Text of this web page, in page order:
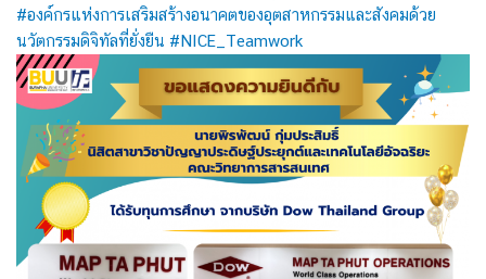
#องค์กรแห่งการเสริมสร้างอนาคตของอุตสาหกรรมและสังคมด้วย
นวัตกรรมดิจิทัลที่ยั่งยืน #NICE_Teamwork